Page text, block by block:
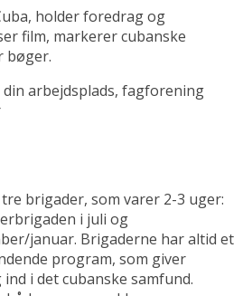
holder foredrag og
film, markerer cubanske
bøger.
arbejdsplads, fagforening
brigader, som varer 2-3 uger:
i juli og
januar. Brigaderne har altid et
program, som giver
i det cubanske samfund.